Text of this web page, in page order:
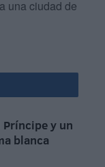
una ciudad de
Príncipe y un
blanca